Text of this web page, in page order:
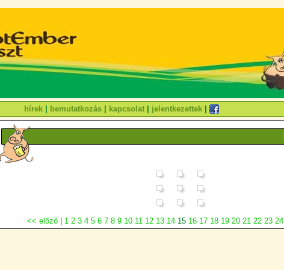
hírek bemutatkozás kapcsolat jelentkezettek
<< előző 1 2 3 4 5 6 7 8 9 10 11 12 13 14 15 16 17 18 19 20 21 22 23 24